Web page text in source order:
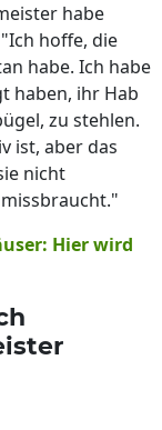
habe
hoffe, die
habe. Ich habe
haben, ihr Hab
zu stehlen.
ist, aber das
nicht
Hier wird